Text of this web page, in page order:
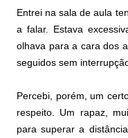
Entrei na sala de aula
a falar. Estava
olhava para a cara dos
seguidos sem
Percebi, porém, um
respeito. Um rapaz,
para superar a